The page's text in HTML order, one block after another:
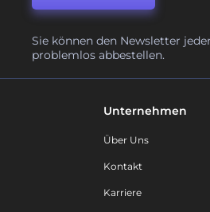
Sie können den Newsletter
problemlos abbestellen.
Unternehmen
Über Uns
Kontakt
Karriere